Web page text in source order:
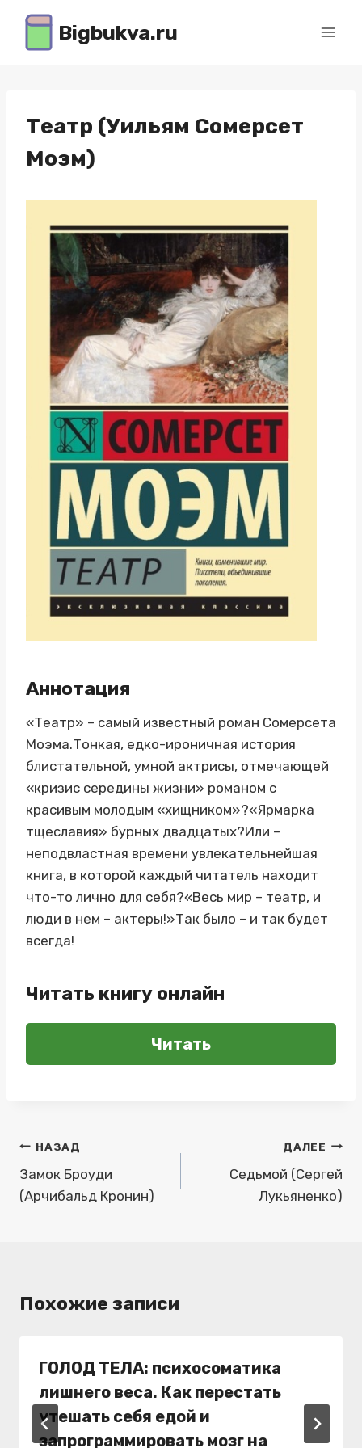
Перейти
содержимому
Bigbukva.ru
Театр (Уильям Сомерсет
Моэм)
Аннотация
«Театр» – самый известный роман Сомерсета
Моэма.Тонкая, едко-ироничная история
блистательной, умной актрисы, отмечающей
«кризис середины жизни» романом с
красивым молодым «хищником»?«Ярмарка
тщеславия» бурных двадцатых?Или –
неподвластная времени увлекательнейшая
книга, в которой каждый читатель находит
что-то лично для себя?«Весь мир – театр, и
люди в нем – актеры!»Так было – и так будет
всегда!
Читать книгу онлайн
Читать
Навигация
по
записям
НАЗАД
Замок Броуди
(Арчибальд Кронин)
ДАЛЕЕ
Седьмой (Сергей
Лукьяненко)
Похожие записи
ГОЛОД ТЕЛА: психосоматика
лишнего веса. Как перестать
утешать себя едой и
запрограммировать мозг на